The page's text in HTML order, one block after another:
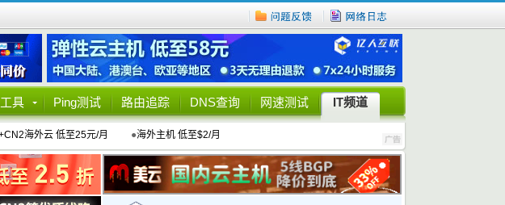
具 Ping测试 路由追踪 DNS查询 网速测试 IT频道
海外云 低至25元/月 ●海外主机 低至$2/月